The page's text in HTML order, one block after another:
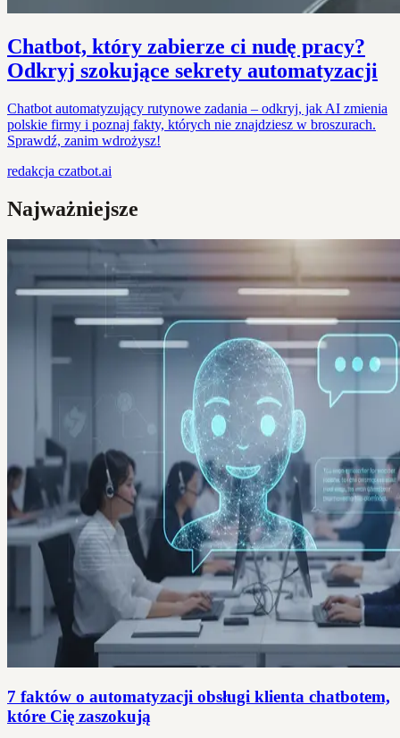
Chatbot, który zabierze ci nudę pracy?
Odkryj szokujące sekrety automatyzacji
Chatbot automatyzujący rutynowe zadania – odkryj, jak AI zmienia
polskie firmy i poznaj fakty, których nie znajdziesz w broszurach.
Sprawdź, zanim wdrożysz!
redakcja czatbot.ai
Najważniejsze
7 faktów o automatyzacji obsługi klienta chatbotem,
które Cię zaszokują